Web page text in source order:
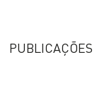
PUBLICAÇÕES